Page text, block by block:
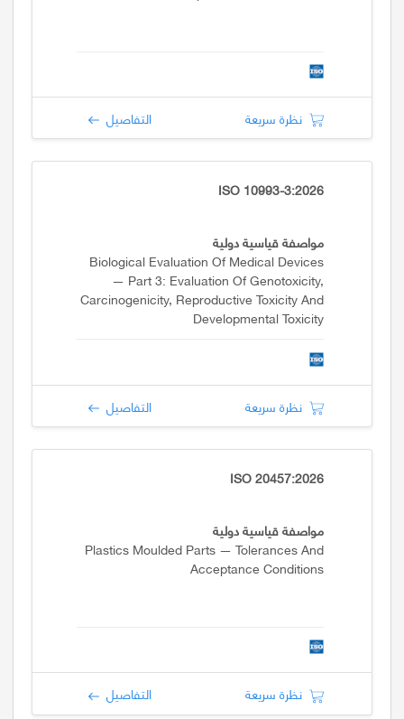
نظرة سريعة التفاصيل
ISO 10993-3:2026
مواصفة قياسية دولية
Biological Evaluation Of Medical Devices
— Part 3: Evaluation Of Genotoxicity,
Carcinogenicity, Reproductive Toxicity And
Developmental Toxicity
نظرة سريعة التفاصيل
ISO 20457:2026
مواصفة قياسية دولية
Plastics Moulded Parts — Tolerances And
Acceptance Conditions
نظرة سريعة التفاصيل